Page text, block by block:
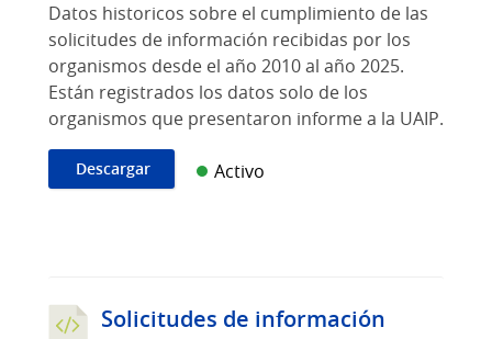
Datos historicos sobre el cumplimiento de las
solicitudes de información recibidas por los
organismos desde el año 2010 al año 2025.
Están registrados los datos solo de los
organismos que presentaron informe a la UAIP.
Descargar Activo
Solicitudes de información